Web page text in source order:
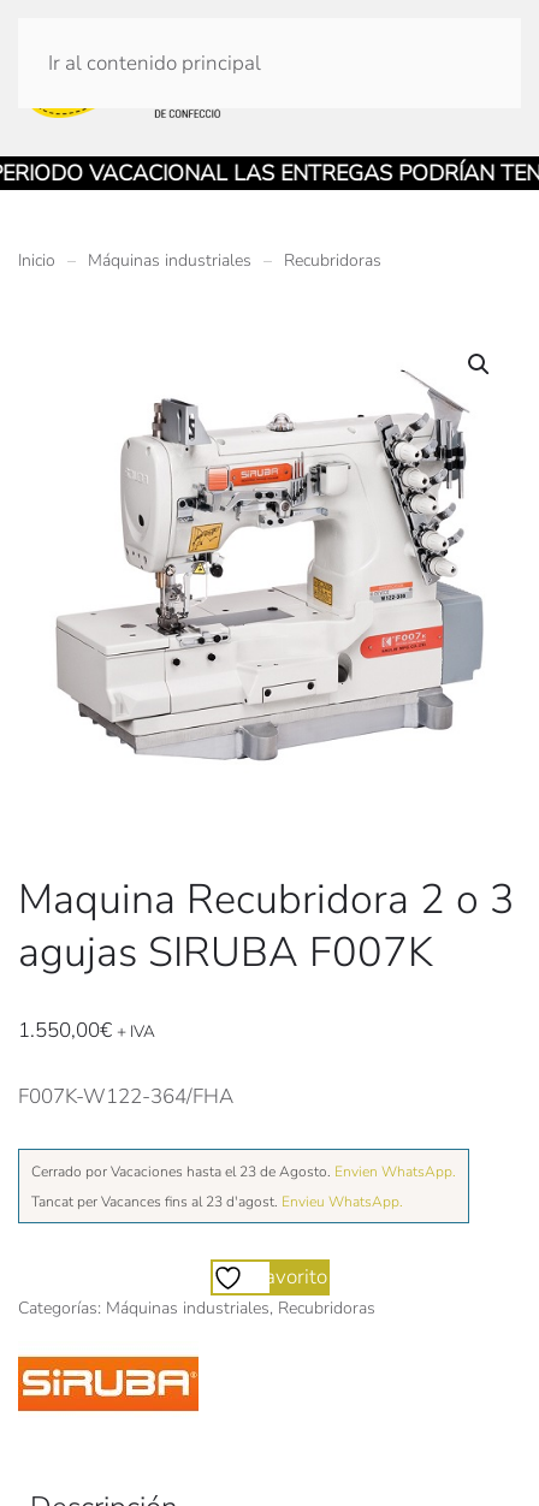
Ir al contenido principal
VACACIONAL LAS ENTREGAS PODRÍAN TENER
Inicio Máquinas industriales Recubridoras
Maquina Recubridora 2 o 3
agujas SIRUBA F007K
1.550,00€ + IVA
F007K-W122-364/FHA
Cerrado por Vacaciones hasta el 23 de Agosto. Envien WhatsApp.
Tancat per Vacances fins al 23 d'agost. Envieu WhatsApp.
Favorito
Categorías: Máquinas industriales, Recubridoras